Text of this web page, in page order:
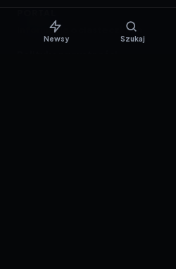
Informacje o ciasteczkach
Newsy Szukaj